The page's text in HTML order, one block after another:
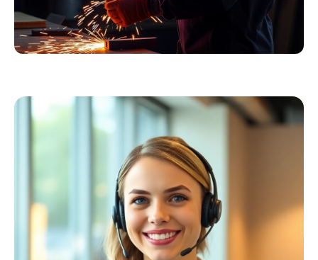
Schweißer
Profiausrüstung
Kollektion ansehen